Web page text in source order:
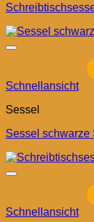
Schnellansicht
Sessel
Sessel schwarze
Schnellansicht